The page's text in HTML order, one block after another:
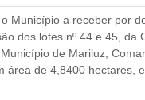
Município a receber por
dos lotes nº 44 e 45, da
de Mariluz,
área de 4,8400 hectares,